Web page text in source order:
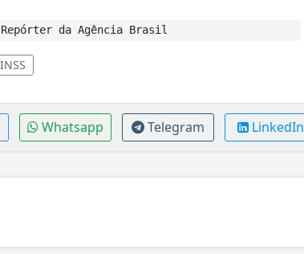
da Agência Brasil
INSS
Whatsapp Telegram LinkedIn